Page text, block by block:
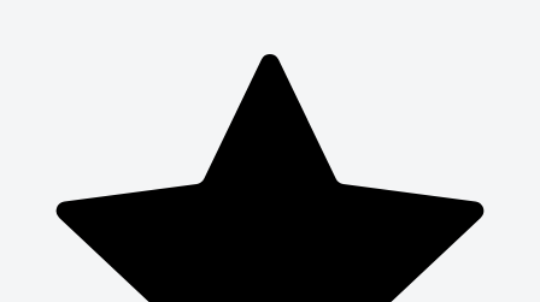
со временем (есть защита от ультрафиолета). Допускает
замораживание (морозоустойчивость). Однако воду на зиму
всё же лучше сливать (хотя бы сбрасывать давление), чтобы
не допустить повреждения соединений. Хорошо заметен в
траве (правда, похуже, чем Gardena Basic, который
практически весь рыжий, но гораздо лучше, чем Classic).
Имеется насечка на внешних стенках для лучшего удержания
соединений. Заявлена очень большая долговечность
(гарантируется 20 лет против 8 и 12 у Classic и Basic).
Официально заявлено отсутствие фталатов и тяжелых
металлов (у многих фирм нет вообще никакой информации).